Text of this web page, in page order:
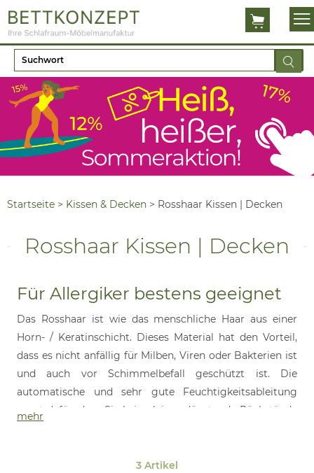
Startseite > Kissen & Decken > Rosshaar Kissen | Decken
Rosshaar Kissen | Decken
Für Allergiker bestens geeignet
Das Rosshaar ist wie das menschliche Haar aus einer
Horn- / Keratinschicht. Dieses Material hat den Vorteil,
dass es nicht anfällig für Milben, Viren oder Bakterien ist
und auch vor Schimmelbefall geschützt ist. Die
automatische und sehr gute Feuchtigkeitsableitung
sorgt dafür, dass Sie keinerlei ausdünstende Rückstände
mehr
3 Artikel